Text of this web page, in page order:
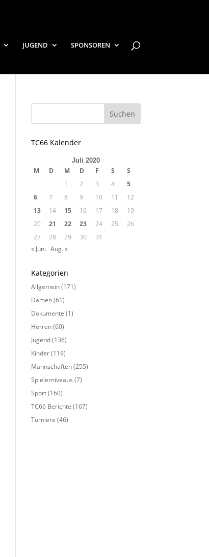
JUGEND SPONSOREN
TC66 Kalender
Juli 2020
M D M D F S
S
1
2 3 4
5
6
7 8 9 10 11
12
13
14 15 16 17 18
19
20
21 22 23 24 25
26
27
28 29 30
31
« Juni Aug. »
Kategorien
Allgemein(171)
Damen(61)
Dokumente (1)
Herren(60)
Jugend(136)
Kinder(119)
Mannschaften(255)
Spielerniveaus (7)
Sport(160)
TC66 Berichte (167)
Turniere (46)